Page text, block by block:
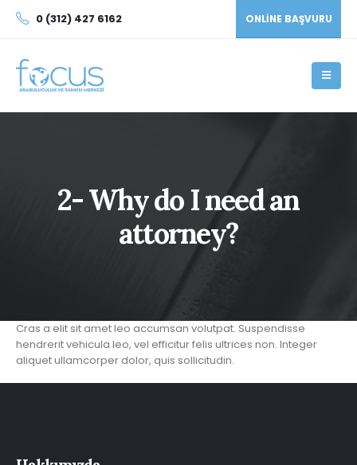
0 (312) 427 6162 ONLINE BAŞVURU
2- Why do I need an
attorney?
Cras a elit sit amet leo accumsan volutpat. Suspendisse
hendrerit vehicula leo, vel efficitur felis ultrices non. Integer
aliquet ullamcorper dolor, quis sollicitudin.